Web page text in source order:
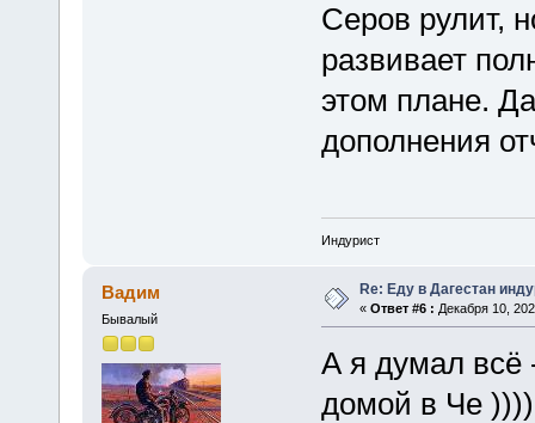
Серов рулит,
развивает
этом плане.
дополнения
Индурист
Вадим
Бывалый
Re: Еду в Дагестан
« Ответ #6 : Декабря 10,
А я думал всё
домой в Че ))))